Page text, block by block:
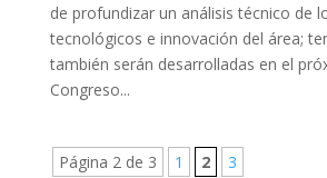
de profundizar un análisis técnico de
tecnológicos e innovación del área;
también serán desarrolladas en el
Congreso...
Página 2 de 3 1 2 3